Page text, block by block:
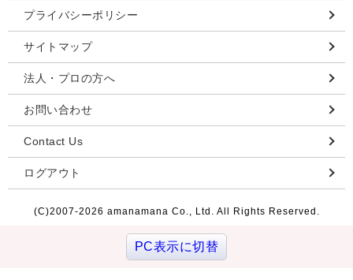
プライバシーポリシー
サイトマップ
法人・プロの方へ
お問い合わせ
Contact Us
ログアウト
(C)2007-2026 amanamana Co., Ltd. All Rights Reserved.
PC表示に切替